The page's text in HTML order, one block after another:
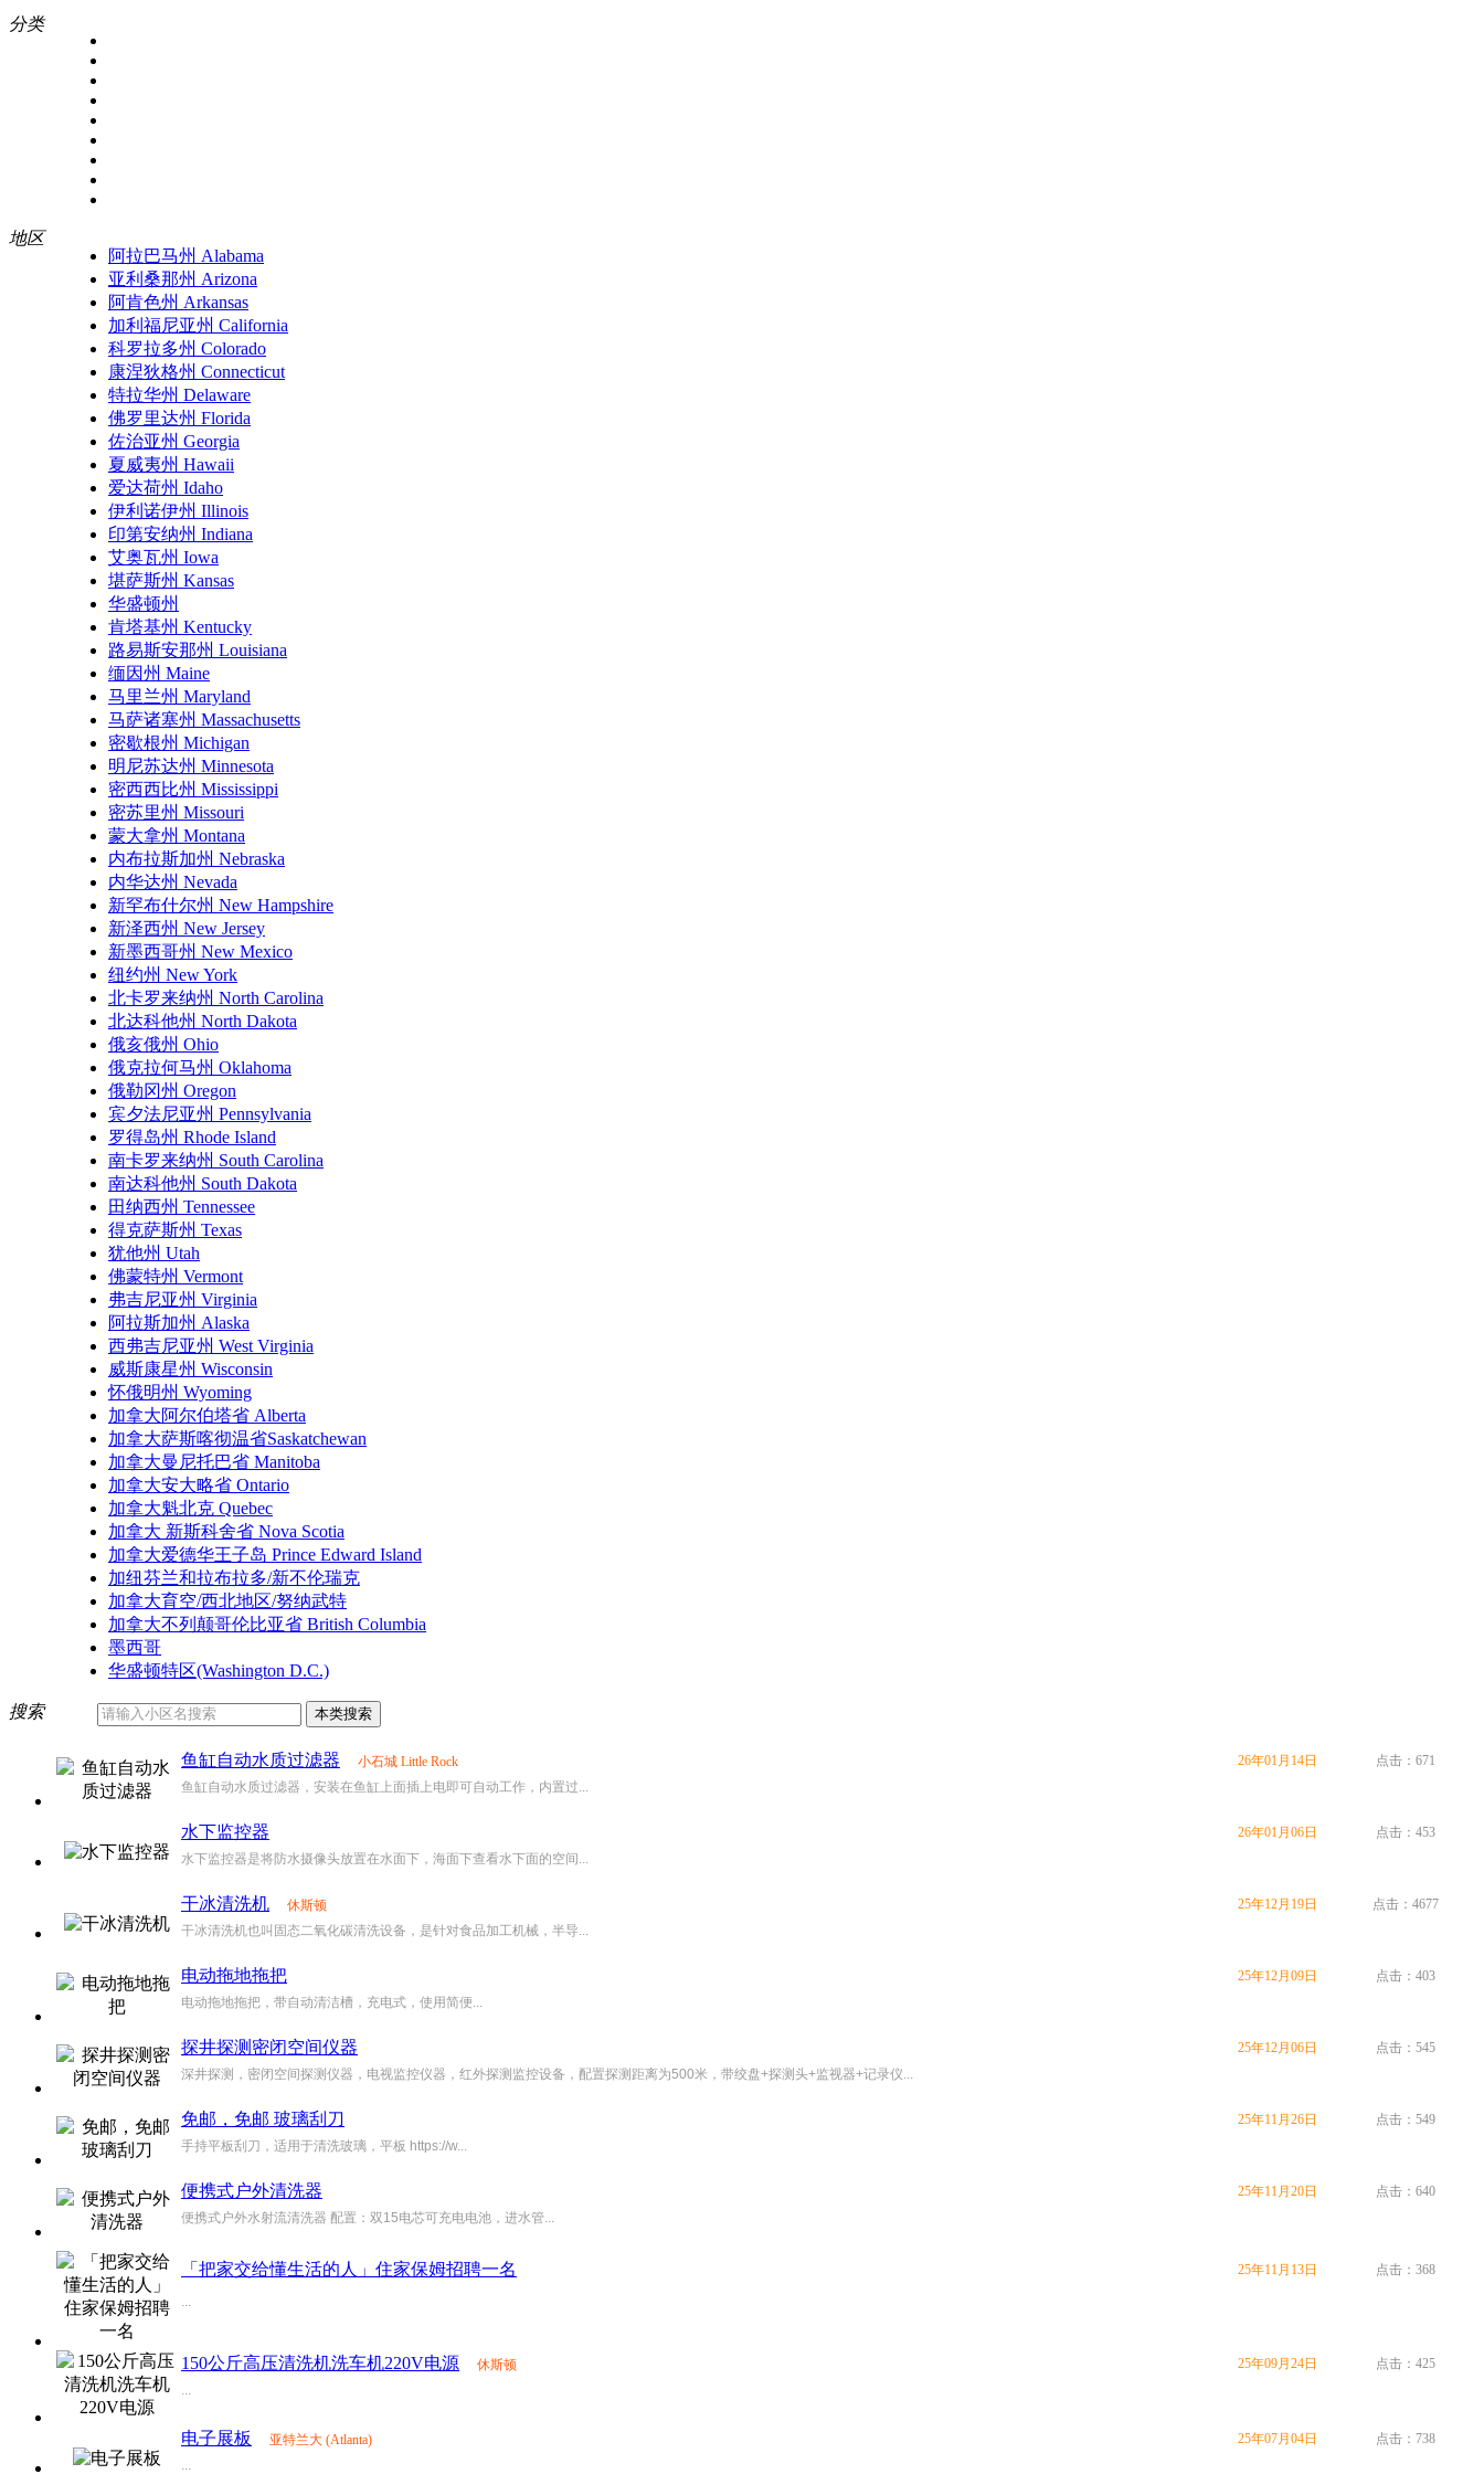
分类
地区
阿拉巴马州 Alabama
亚利桑那州 Arizona
阿肯色州 Arkansas
加利福尼亚州 California
科罗拉多州 Colorado
康涅狄格州 Connecticut
特拉华州 Delaware
佛罗里达州 Florida
佐治亚州 Georgia
夏威夷州 Hawaii
爱达荷州 Idaho
伊利诺伊州 Illinois
印第安纳州 Indiana
艾奥瓦州 Iowa
堪萨斯州 Kansas
华盛顿州
肯塔基州 Kentucky
路易斯安那州 Louisiana
缅因州 Maine
马里兰州 Maryland
马萨诸塞州 Massachusetts
密歇根州 Michigan
明尼苏达州 Minnesota
密西西比州 Mississippi
密苏里州 Missouri
蒙大拿州 Montana
内布拉斯加州 Nebraska
内华达州 Nevada
新罕布什尔州 New Hampshire
新泽西州 New Jersey
新墨西哥州 New Mexico
纽约州 New York
北卡罗来纳州 North Carolina
北达科他州 North Dakota
俄亥俄州 Ohio
俄克拉何马州 Oklahoma
俄勒冈州 Oregon
宾夕法尼亚州 Pennsylvania
罗得岛州 Rhode Island
南卡罗来纳州 South Carolina
南达科他州 South Dakota
田纳西州 Tennessee
得克萨斯州 Texas
犹他州 Utah
佛蒙特州 Vermont
弗吉尼亚州 Virginia
阿拉斯加州 Alaska
西弗吉尼亚州 West Virginia
威斯康星州 Wisconsin
怀俄明州 Wyoming
加拿大阿尔伯塔省 Alberta
加拿大萨斯喀彻温省Saskatchewan
加拿大曼尼托巴省 Manitoba
加拿大安大略省 Ontario
加拿大魁北克 Quebec
加拿大 新斯科舍省 Nova Scotia
加拿大爱德华王子岛 Prince Edward Island
加纽芬兰和拉布拉多/新不伦瑞克
加拿大育空/西北地区/努纳武特
加拿大不列颠哥伦比亚省 British Columbia
墨西哥
华盛顿特区(Washington D.C.)
搜索
鱼缸自动水质过滤器 小石城 Little Rock 26年01月14日
点击：671
鱼缸自动水质过滤器，安装在鱼缸上面插上电即可自动工作，内置过...
水下监控器 26年01月06日
点击：453
水下监控器是将防水摄像头放置在水面下，海面下查看水下面的空间...
干冰清洗机 休斯顿 25年12月19日
点击：4677
干冰清洗机也叫固态二氧化碳清洗设备，是针对食品加工机械，半导...
电动拖地拖把 25年12月09日
点击：403
电动拖地拖把，带自动清洁槽，充电式，使用简便...
探井探测密闭空间仪器 25年12月06日
点击：545
深井探测，密闭空间探测仪器，电视监控仪器，红外探测监控设备，配置探测距离为500米，带绞盘+探测头+监视器+记录仪...
免邮，免邮 玻璃刮刀 25年11月26日
点击：549
手持平板刮刀，适用于清洗玻璃，平板 https://w...
便携式户外清洗器 25年11月20日
点击：640
便携式户外水射流清洗器 配置：双15电芯可充电电池，进水管...
「把家交给懂生活的人」住家保姆招聘一名 25年11月13日 点击：368
...
150公斤高压清洗机洗车机220V电源 休斯顿 25年09月24日
点击：425
...
电子展板 亚特兰大 (Atlanta) 25年07月04日
点击：738
...